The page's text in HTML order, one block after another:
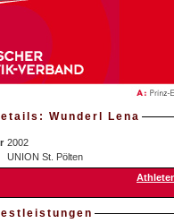
Wunderl Lena
2002
UNION St. Pölten